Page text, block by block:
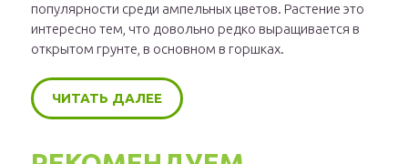
популярности среди ампельных цветов. Растение это
интересно тем, что довольно редко выращивается в
открытом грунте, в основном в горшках.
ЧИТАТЬ ДАЛЕЕ